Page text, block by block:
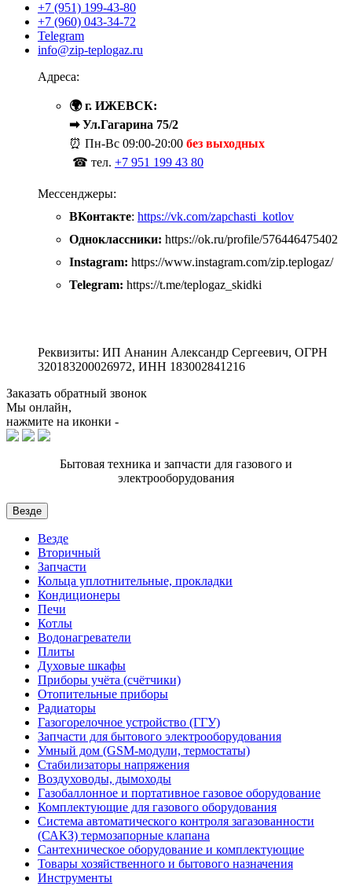
+7 (951) 199-43-80
+7 (960) 043-34-72
Telegram
info@zip-teplogaz.ru
Адреса:
🌍 г. ИЖЕВСК:
➡ Ул.Гагарина 75/2
⏰ Пн-Вс 09:00-20:00 без выходных
☎ тел. +7 951 199 43 80
Мессенджеры:
ВКонтакте: https://vk.com/zapchasti_kotlov
Одноклассники: https://ok.ru/profile/576446475402
Instagram: https://www.instagram.com/zip.teplogaz/
Telegram: https://t.me/teplogaz_skidki
Реквизиты: ИП Ананин Александр Сергеевич, ОГРН
320183200026972, ИНН 183002841216
Заказать обратный звонок
Мы онлайн,
нажмите на иконки -
Бытовая техника и запчасти для газового и
электрооборудования
Везде
Везде
Вторичный
Запчасти
Кольца уплотнительные, прокладки
Кондиционеры
Печи
Котлы
Водонагреватели
Плиты
Духовые шкафы
Приборы учёта (счётчики)
Отопительные приборы
Радиаторы
Газогорелочное устройство (ГГУ)
Запчасти для бытового электрооборудования
Умный дом (GSM-модули, термостаты)
Cтабилизаторы напряжения
Воздуховоды, дымоходы
Газобаллонное и портативное газовое оборудование
Комплектующие для газового оборудования
Система автоматического контроля загазованности
(САКЗ) термозапорные клапана
Сантехническое оборудование и комплектующие
Товары хозяйственного и бытового назначения
Инструменты